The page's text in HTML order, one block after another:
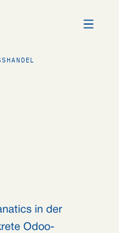
in der
Odoo-